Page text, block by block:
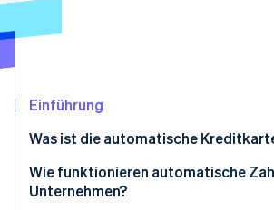
Betrugsprävention
Atlas
Online-Identitätsprüfung
Einführung
Was ist die automatische
Wie funktionieren automatische
Unternehmen?